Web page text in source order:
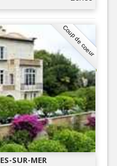
Coup de coeur
SUR-MER